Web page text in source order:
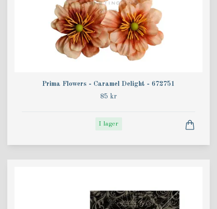
Prima Flowers - Caramel Delight - 672751
85 kr
I lager